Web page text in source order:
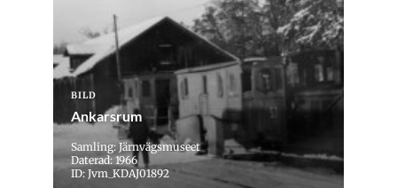
BILD
Ankarsrum
Samling: Järnvägsmuseet
Daterad: 1966
ID: Jvm_KDAJ01892